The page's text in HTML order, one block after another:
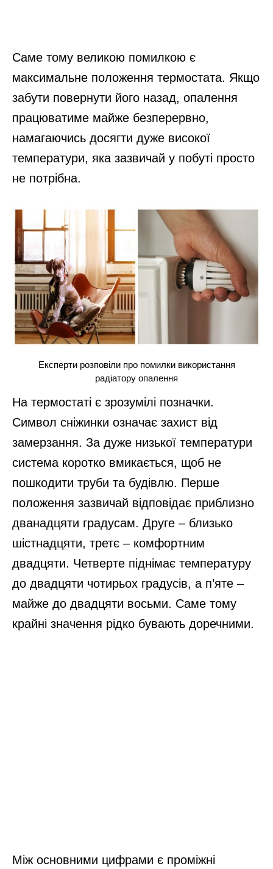
Саме тому великою помилкою є
максимальне положення термостата. Якщо
забути повернути його назад, опалення
працюватиме майже безперервно,
намагаючись досягти дуже високої
температури, яка зазвичай у побуті просто
не потрібна.
Експерти розповіли про помилки використання
радіатору опалення
На термостаті є зрозумілі позначки.
Символ сніжинки означає захист від
замерзання. За дуже низької температури
система коротко вмикається, щоб не
пошкодити труби та будівлю. Перше
положення зазвичай відповідає приблизно
дванадцяти градусам. Друге – близько
шістнадцяти, третє – комфортним
двадцяти. Четверте піднімає температуру
до двадцяти чотирьох градусів, а п’яте –
майже до двадцяти восьми. Саме тому
крайні значення рідко бувають доречними.
Між основними цифрами є проміжні